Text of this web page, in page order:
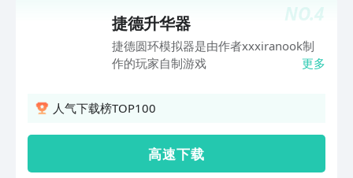
NO.4
捷德升华器
捷德圆环模拟器是由作者xxxiranook制
作的玩家自制游戏
更多
人气下载榜TOP100
高 速 下 载